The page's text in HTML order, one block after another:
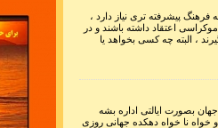
مثل عکس رخ مهتاب
در
بی تو هر لحضه مرا
مثل
پیشرفته تری نیاز دارد ،
اعتقاد داشته باشند و در
، البته چه کسی بخواهد یا
بصورت ایالتی اداره بشه
نا خواه دهکده جهانی روزی